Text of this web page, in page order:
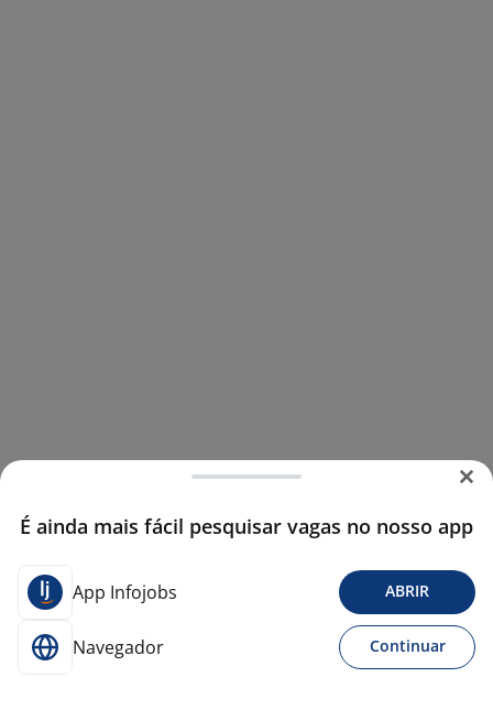
É ainda mais fácil pesquisar vagas no nosso app
App Infojobs ABRIR
Navegador Continuar